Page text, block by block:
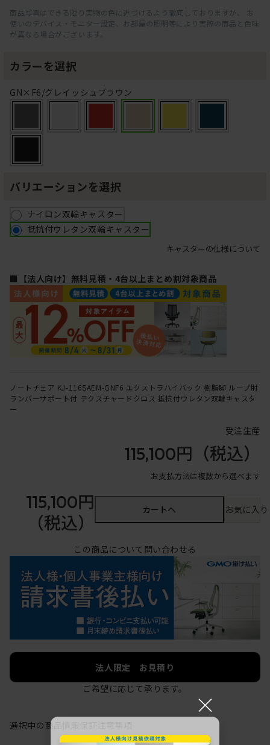
商品写真はできる限り実物の色に近づけるよう徹底しておりますが、 お
使いのデバイス・モニター設定、お部屋の照明等により実際の商品と色味
が異なる場合がございます。
カラーを選択
GN×F6/グレイッシュブラウン
バリエーションを選択
ナイロン双輪キャスター
抵抗付ウレタン双輪キャスター
キャスターの仕様について
■【法人向け】無料見積・4台以上まとめ割対象商品
ノートチェア KJ-116SAEM-GNF6 エクストラハイバック 樹脂脚 ループ肘
ランバーサポート付 テクスチャードクロス 抵抗付ウレタン双輪キャスタ
ー
受注生産
115,100円 （税込）
お支払方法は複数から選べます
115,100円
（税込）
カートへ お気に入
この商品について問い合わせる
法人限定 お見積り
ご希望に応じて承ります。
選択中の商品情報
×